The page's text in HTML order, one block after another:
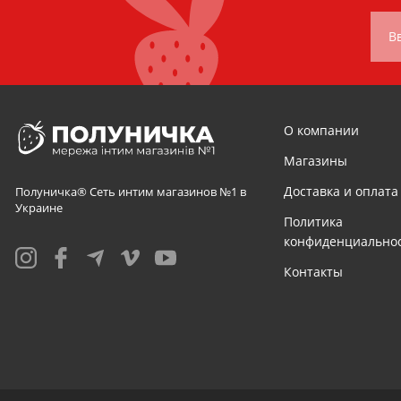
Полуничка® Сеть интим магазинов №1 в
Украине
О компании
Магазины
Доставка и оплата
Политика
Контакты